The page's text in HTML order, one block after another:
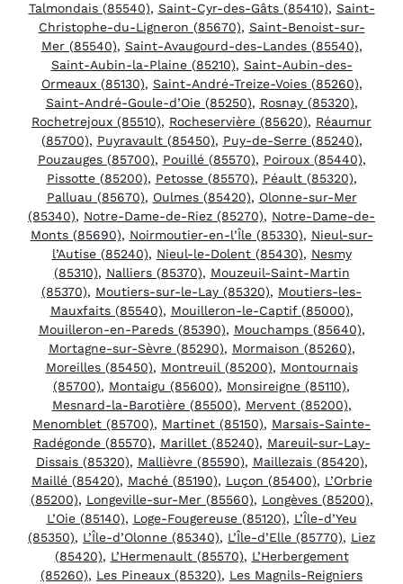
Talmondais (85540), Saint-Cyr-des-Gâts (85410), Saint-
Christophe-du-Ligneron (85670), Saint-Benoist-sur-
Mer (85540), Saint-Avaugourd-des-Landes (85540),
Saint-Aubin-la-Plaine (85210), Saint-Aubin-des-
Ormeaux (85130), Saint-André-Treize-Voies (85260),
Saint-André-Goule-d’Oie (85250), Rosnay (85320),
Rochetrejoux (85510), Rocheservière (85620), Réaumur
(85700), Puyravault (85450), Puy-de-Serre (85240),
Pouzauges (85700), Pouillé (85570), Poiroux (85440),
Pissotte (85200), Petosse (85570), Péault (85320),
Palluau (85670), Oulmes (85420), Olonne-sur-Mer
(85340), Notre-Dame-de-Riez (85270), Notre-Dame-de-
Monts (85690), Noirmoutier-en-l’Île (85330), Nieul-sur-
l’Autise (85240), Nieul-le-Dolent (85430), Nesmy
(85310), Nalliers (85370), Mouzeuil-Saint-Martin
(85370), Moutiers-sur-le-Lay (85320), Moutiers-les-
Mauxfaits (85540), Mouilleron-le-Captif (85000),
Mouilleron-en-Pareds (85390), Mouchamps (85640),
Mortagne-sur-Sèvre (85290), Mormaison (85260),
Moreilles (85450), Montreuil (85200), Montournais
(85700), Montaigu (85600), Monsireigne (85110),
Mesnard-la-Barotière (85500), Mervent (85200),
Menomblet (85700), Martinet (85150), Marsais-Sainte-
Radégonde (85570), Marillet (85240), Mareuil-sur-Lay-
Dissais (85320), Mallièvre (85590), Maillezais (85420),
Maillé (85420), Maché (85190), Luçon (85400), L’Orbrie
(85200), Longeville-sur-Mer (85560), Longèves (85200),
L’Oie (85140), Loge-Fougereuse (85120), L’Île-d’Yeu
(85350), L’Île-d’Olonne (85340), L’Île-d’Elle (85770), Liez
(85420), L’Hermenault (85570), L’Herbergement
(85260), Les Pineaux (85320), Les Magnils-Reigniers